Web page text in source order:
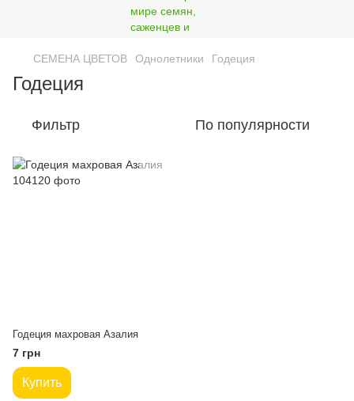
СЕМЕНА ЦВЕТОВ Однолетники Годеция
Годеция
Фильтр По популярности
Годеция махровая Азалия
7 грн
Купить